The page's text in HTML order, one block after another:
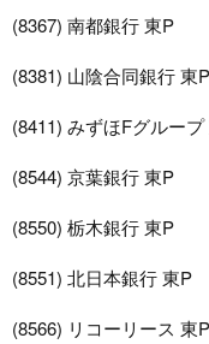
(8367) 南都銀行 東P
(8381) 山陰合同銀行 東P
(8411) みずほFグルー
(8544) 京葉銀行 東P
(8550) 栃木銀行 東P
(8551) 北日本銀行 東P
(8566) リコーリース 東P